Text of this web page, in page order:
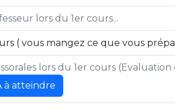
lors du 1er cours...
( vous mangez ce que vous
lors du 1er cours
à atteindre